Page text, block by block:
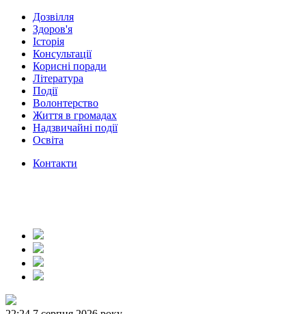
Дозвілля
Здоров'я
Історія
Консультації
Корисні поради
Література
Події
Волонтерство
Життя в громадах
Надзвичайні події
Освіта
Контакти